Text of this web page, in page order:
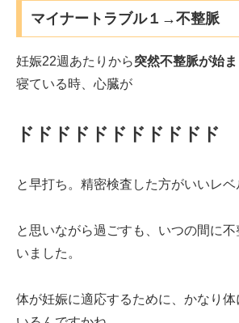
マイナートラブル１→不整脈
妊娠22週あたりから突然不整脈が始ま
寝ている時、心臓が
ドドドドドドドドドドド
と早打ち。精密検査した方がいいレベ
と思いながら過ごすも、いつの間に
いました。
体が妊娠に適応するために、かなり